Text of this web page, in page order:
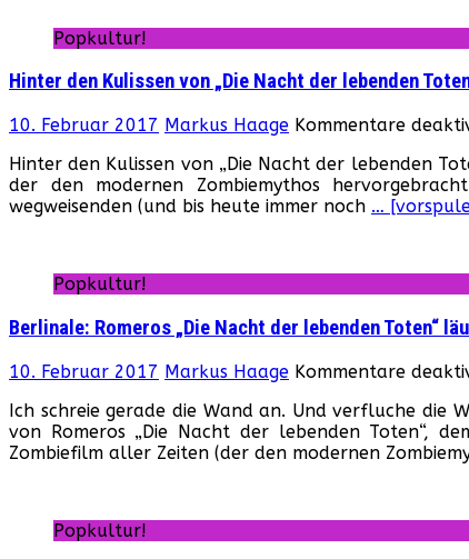
Popkultur!
Hinter den Kulissen von „Die Nacht der lebenden
10. Februar 2017 Markus Haage Kommentare
Hinter den Kulissen von „Die Nacht der lebenden
der den modernen Zombiemythos
wegweisenden (und bis heute immer noch …
Popkultur!
Berlinale: Romeros „Die Nacht der lebenden Toten“
10. Februar 2017 Markus Haage Kommentare
Ich schreie gerade die Wand an. Und verfluche die
von Romeros „Die Nacht der lebenden Toten“,
Zombiefilm aller Zeiten (der den modernen
Popkultur!